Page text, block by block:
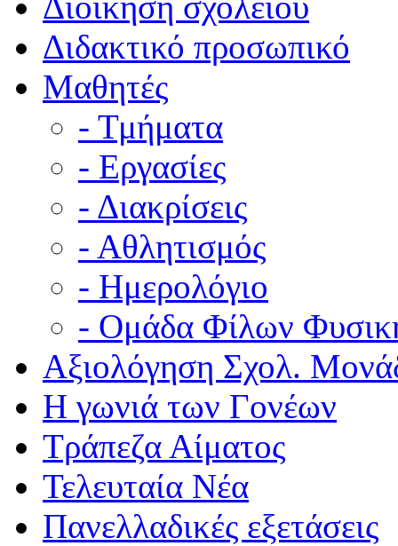
Διδακτικό προσωπικό
Μαθητές
- Τμήματα
- Εργασίες
- Διακρίσεις
- Αθλητισμός
- Ημερολόγιο
- Ομάδα Φίλων
Αξιολόγηση Σχολ.
Η γωνιά των Γονέων
Τράπεζα Αίματος
Τελευταία Νέα
Πανελλαδικές εξετάσεις